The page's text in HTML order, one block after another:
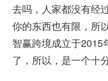
去吗，人家都没有经
你的东西也有限，所
智赢跨境成立于2015
了，所以，是一个十